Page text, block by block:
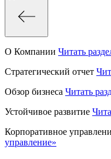
О Компании Читать
Стратегический отчет
Обзор бизнеса Читать
Устойчивое развитие
Корпоративное
управление»